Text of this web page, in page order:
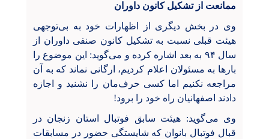
ممانعت از تشکیل کانون داوران
وی در بخش دیگری از اظهارات خود به بی‌توجهی
هیئت قبلی نسبت به تشکیل کانون صنفی داوران از
سال ۹۴ به بعد اشاره کرده و می‌گوید: این موضوع را
بارها به مسئولان اعلام کردیم، ارگانی نماند که به آن
مراجعه نکنیم اما کسی حرف‌مان را نشنید و اجازه
دادند اصفهانیان راه خود را برود!
وی می‌گوید: هیئت سابق فوتبال استان زنجان در
قبال فوتبال بانوان که شایستگی حضور در مسابقات